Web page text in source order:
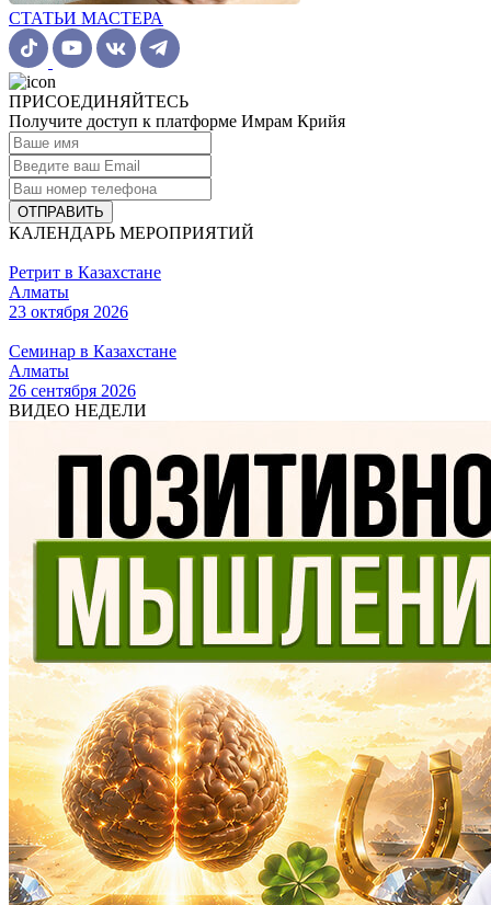
СТАТЬИ МАСТЕРА
ПРИСОЕДИНЯЙТЕСЬ
Получите доступ к платформе Имрам Крийя
ОТПРАВИТЬ
КАЛЕНДАРЬ МЕРОПРИЯТИЙ
Ретрит в Казахстане
Алматы
23 октября 2026
Семинар в Казахстане
Алматы
26 сентября 2026
ВИДЕО НЕДЕЛИ